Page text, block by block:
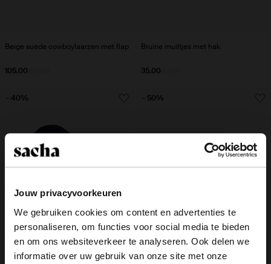
Jouw privacyvoorkeuren
We gebruiken cookies om content en advertenties te
personaliseren, om functies voor social media te bieden
en om ons websiteverkeer te analyseren. Ook delen we
informatie over uw gebruik van onze site met onze
Beige suède cowboylaarzen met flap
105.00
Bruine muiltjes met hak
35.00
- 40% - 50%
×
View this website in English?